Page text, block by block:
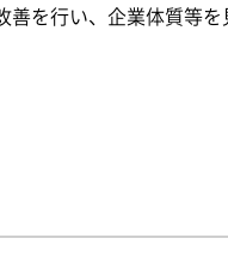
を行い、企業体質等を